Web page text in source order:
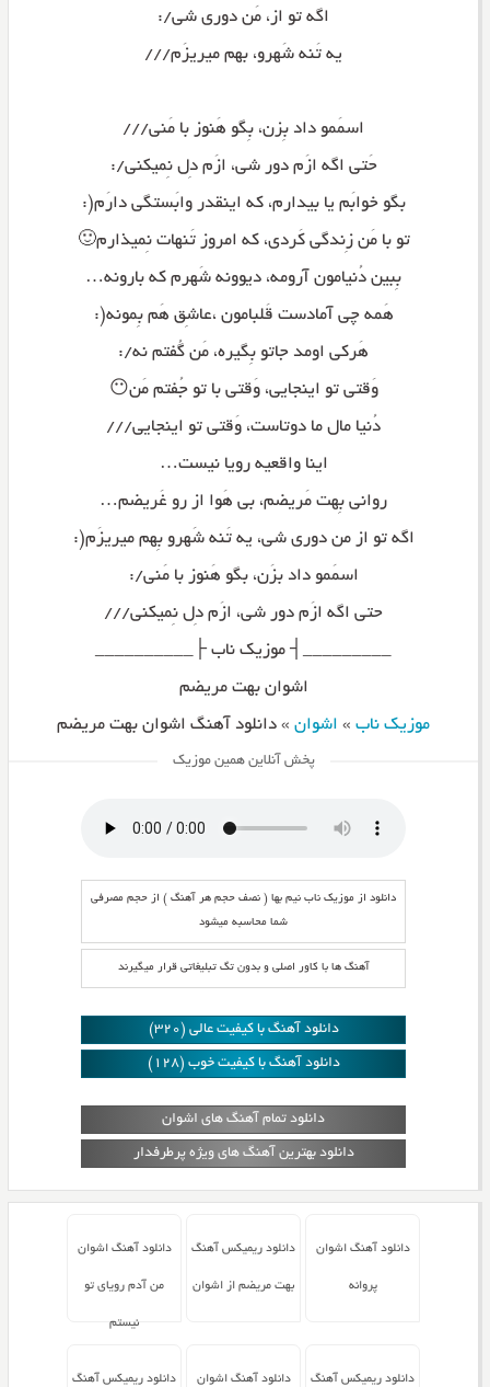
اگه تو از، مَن دوری شی/:
یه تَنه شَهرو، بهم میریزَم///
اسمَمو داد بِزن، بِگو هَنوز با مَنی///
حَتی اگه ازَم دور شی، ازَم دِل نِمیکنی/:
بگو خوابَم یا بیدارم، که اینقدر وابَستگی دارَم(:
تو با مَن زِندگی کَردی، که امروز تَنهات نِمیذارم🙂
بِبین دُنیامون آرومه، دیوونه شَهرم که بارونه…
هَمه چی آمادست قَلبامون ،عاشِق هَم بِمونه(:
هَرکی اومد جاتو بِگیره، مَن گُفتم نه/:
وَقتی تو اینجایی، وَقتی با تو جُفتم مَن😶
دُنیا مال ما دوتاست، وَقتی تو اینجایی///
اینا واقعیه رویا نیست…
روانی بِهت مَریضم، بی هَوا از رو غَریضم…
اگه تو از من دوری شی، یه تَنه شَهرو بِهم میریزَم(:
اسمَمو داد بزَن، بگو هَنوز با مَنی/:
حتی اگه ازَم دور شی، ازَم دِل نِمیکنی///
_________┤ موزیک ناب ├__________
اشوان بهت مریضم
موزیک ناب» اشوان» دانلود آهنگ اشوان بهت مریضم
پخش آنلاین همین موزیک
دانلود از موزیک ناب نیم بها ( نصف حجم هر آهنگ ) از حجم مصرفی
شما محاسبه میشود
آهنگ ها با کاور اصلی و بدون تگ تبلیغاتی قرار میگیرند
دانلود آهنگ با کیفیت عالی (320)
دانلود آهنگ با کیفیت خوب (128)
دانلود تمام آهنگ های اشوان
دانلود بهترین آهنگ های ویژه پرطرفدار
دانلود آهنگ اشوان
پروانه
دانلود ریمیکس آهنگ
بهت مریضم از اشوان
دانلود آهنگ اشوان
من آدم رویای تو
نیستم
دانلود ریمیکس آهنگ دانلود آهنگ اشوان دانلود ریمیکس آهنگ